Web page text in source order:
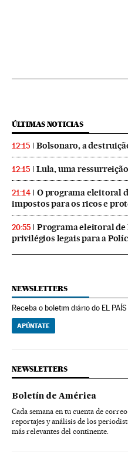
ÚLTIMAS NOTICIAS
12:15 Bolsonaro, a
12:15 Lula, uma ressurreição
21:14
O programa eleitoral
impostos para os ricos e
20:55
Programa eleitoral de
privilégios legais para a
NEWSLETTERS
Receba o boletim diário do EL PAÍS
APÚNTATE
NEWSLETTERS
Boletín de América
Cada semana en tu cuenta de
reportajes y análisis de los
más relevantes del continente.